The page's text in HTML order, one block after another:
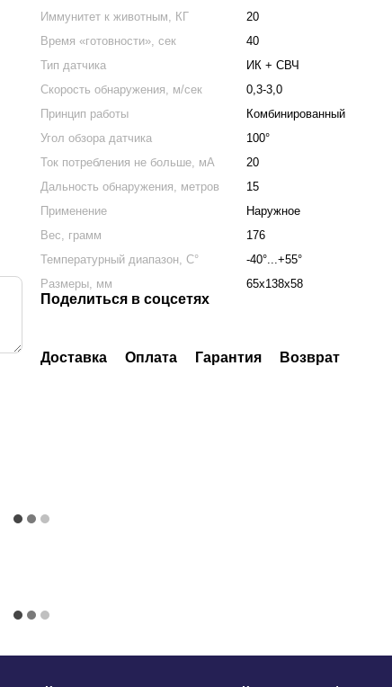
Иммунитет к животным, КГ
20
Время «готовности», сек
40
Тип датчика
ИК + СВЧ
Скорость обнаружения, м/сек
0,3-3,0
Принцип работы
Комбинированный
Угол обзора датчика
100°
Ток потребления не больше, мА
20
Дальность обнаружения, метров
15
Применение
Наружное
Вес, грамм
176
Температурный диапазон, C°
-40°...+55°
Размеры, мм
65х138х58
Поделиться в соцсетях
Доставка Оплата Гарантия Возврат